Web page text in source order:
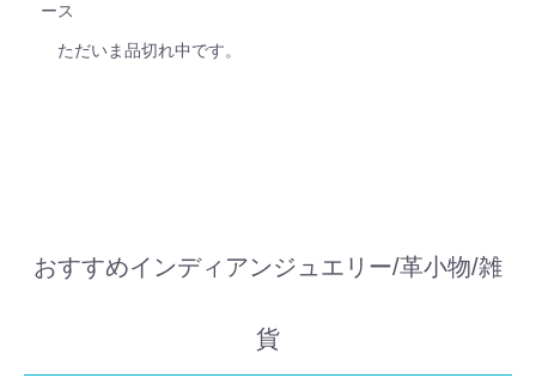
ース
ただいま品切れ中です。
おすすめインディアンジュエリー/革小物/雑
貨